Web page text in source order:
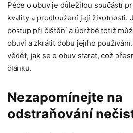
Péče o obuv je důležitou součástí
kvality a prodloužení její životnosti.
postup při čištění a údržbě totiž
obuvi a zkrátit dobu jejího
vědět, jak se o obuv starat, což
článku.
Nezapomínejte na
odstraňování